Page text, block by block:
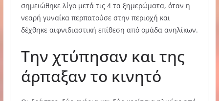
σημειώθηκε λίγο μετά τις 4 τα ξημερώματα, όταν η
νεαρή γυναίκα περπατούσε στην περιοχή και
δέχθηκε αιφνιδιαστική επίθεση από ομάδα ανηλίκων.
Την χτύπησαν και της
άρπαξαν το κινητό